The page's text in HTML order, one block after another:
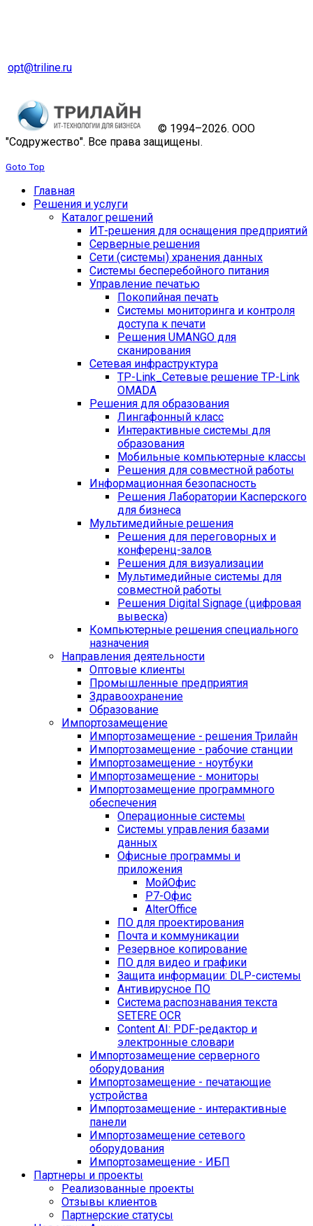
opt@triline.ru
© 1994–2026. ООО
"Содружество". Все права защищены.
Goto Top
Главная
Решения и услуги
Каталог решений
ИТ-решения для оснащения предприятий
Серверные решения
Сети (системы) хранения данных
Системы бесперебойного питания
Управление печатью
Покопийная печать
Системы мониторинга и контроля
доступа к печати
Решения UMANGO для
сканирования
Сетевая инфраструктура
TP-Link_ Сетевые решение TP-Link
OMADA
Решения для образования
Лингафонный класс
Интерактивные системы для
образования
Мобильные компьютерные классы
Решения для совместной работы
Информационная безопасность
Решения Лаборатории Касперского
для бизнеса
Мультимедийные решения
Решения для переговорных и
конференц-залов
Решения для визуализации
Мультимедийные системы для
совместной работы
Решения Digital Signage (цифровая
вывеска)
Компьютерные решения специального
назначения
Направления деятельности
Оптовые клиенты
Промышленные предприятия
Здравоохранение
Образование
Импортозамещение
Импортозамещение - решения Трилайн
Импортозамещение - рабочие станции
Импортозамещение - ноутбуки
Импортозамещение - мониторы
Импортозамещение программного
обеспечения
Операционные системы
Системы управления базами
данных
Офисные программы и
приложения
МойОфис
Р7-Офис
AlterOffice
ПО для проектирования
Почта и коммуникации
Резервное копирование
ПО для видео и графики
Защита информации: DLP-системы
Антивирусное ПО
Система распознавания текста
SETERE OCR
Content AI: PDF-редактор и
электронные словари
Импортозамещение серверного
оборудования
Импортозамещение - печатающие
устройства
Импортозамещение - интерактивные
панели
Импортозамещение сетевого
оборудования
Импортозамещение - ИБП
Партнеры и проекты
Реализованные проекты
Отзывы клиентов
Партнерские статусы